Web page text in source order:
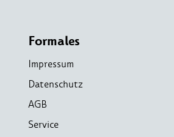
Formales
Impressum
Datenschutz
AGB
Service